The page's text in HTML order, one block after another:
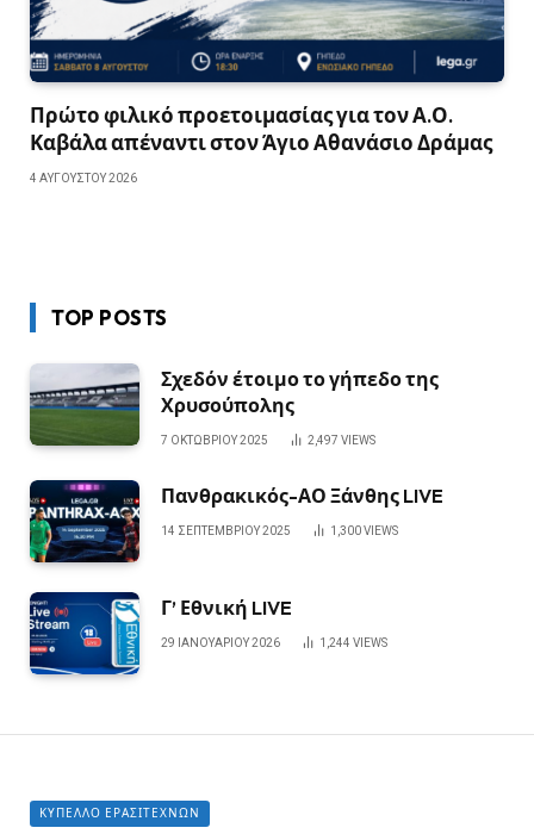
Πρώτο φιλικό προετοιμασίας για τον Α.Ο.
Καβάλα απέναντι στον Άγιο Αθανάσιο Δράμας
4 ΑΥΓΟΎΣΤΟΥ 2026
TOP POSTS
Σχεδόν έτοιμο το γήπεδο της
Χρυσούπολης
7 ΟΚΤΩΒΡΊΟΥ 2025 2,497 VIEWS
Πανθρακικός-ΑΟ Ξάνθης LIVE
14 ΣΕΠΤΕΜΒΡΊΟΥ 2025 1,300VIEWS
Γ’ Εθνική LIVE
29 ΙΑΝΟΥΑΡΊΟΥ 2026 1,244 VIEWS
ΚΎΠΕΛΛΟ ΕΡΑΣΙΤΕΧΝΏΝ